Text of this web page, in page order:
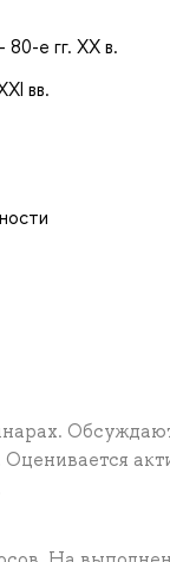
80-е гг. XX в.
вв.